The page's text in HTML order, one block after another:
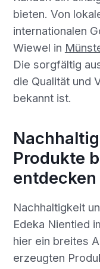
bieten. Von
internationalen
Wiewel in
Die sorgfältig
die Qualität und
bekannt ist.
Produkte
entdecken
Nachhaltigkeit
Edeka Nientied
hier ein breites
erzeugten